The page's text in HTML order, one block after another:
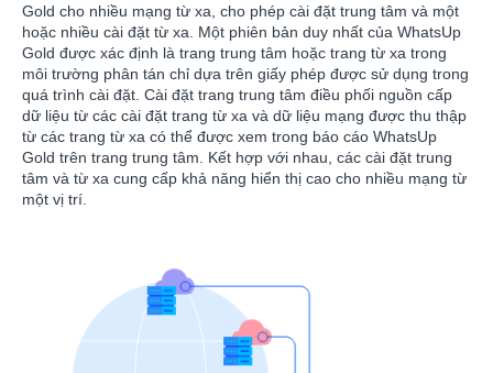
Gold cho nhiều mạng từ xa, cho phép cài đặt trung tâm và một
hoặc nhiều cài đặt từ xa. Một phiên bản duy nhất của WhatsUp
Gold được xác định là trang trung tâm hoặc trang từ xa trong
môi trường phân tán chỉ dựa trên giấy phép được sử dụng trong
quá trình cài đặt. Cài đặt trang trung tâm điều phối nguồn cấp
dữ liệu từ các cài đặt trang từ xa và dữ liệu mạng được thu thập
từ các trang từ xa có thể được xem trong báo cáo WhatsUp
Gold trên trang trung tâm. Kết hợp với nhau, các cài đặt trung
tâm và từ xa cung cấp khả năng hiển thị cao cho nhiều mạng từ
một vị trí.